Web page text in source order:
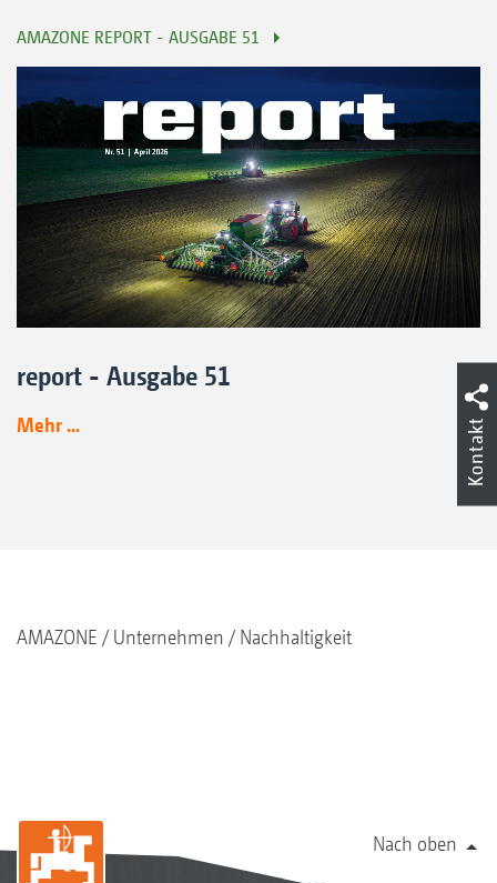
AMAZONE REPORT - AUSGABE 51
report - Ausgabe 51
Mehr ...
AMAZONE Unternehmen Nachhaltigkeit
Nach oben
Kontakt